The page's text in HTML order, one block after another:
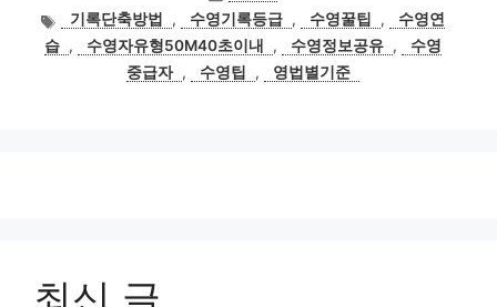
테
고
리
태기록단축방법 , 수영기록등급 , 수영꿀팁 ,
수영연
습 , 수영자유형50M40초이내 , 수영정보공유 ,
수영
중급자 , 수영팁 , 영법별기준
최신 글